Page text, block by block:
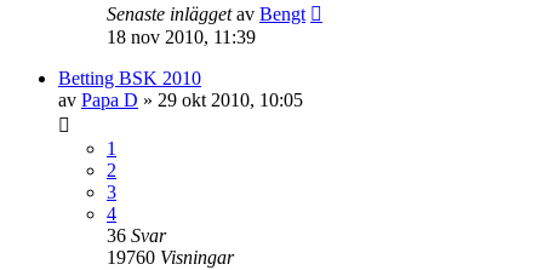
Senaste inläggetav Bengt
18 nov 2010, 11:39
Betting BSK 2010
av Papa D » 29 okt 2010, 10:05
1
2
3
4
36 Svar
19760 Visningar